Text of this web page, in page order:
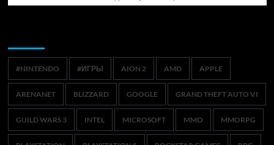
#NINTENDO #ИГРЫ AION 2 AMD APPLE
ARENANET BLIZZARD GOOGLE GRAND THEFT AUTO VI
GUILD WARS 3 INTEL MICROSOFT MMO MMORPG